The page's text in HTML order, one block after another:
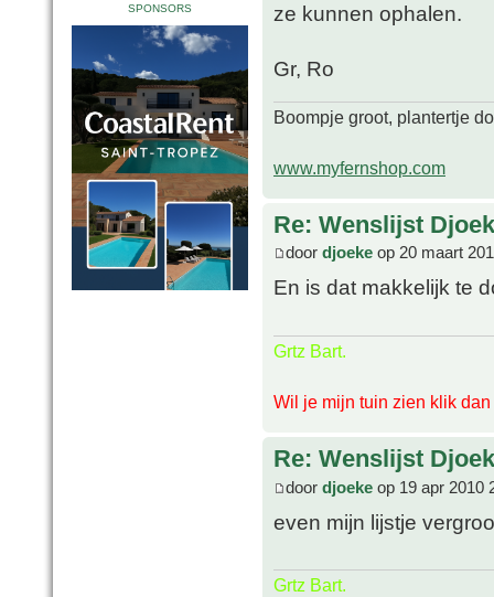
SPONSORS
ze kunnen ophalen.
Gr, Ro
Boompje groot, plantertje
www.myfernshop.com
Re: Wenslijst
door djoeke op 20 maart
En is dat makkelijk te
Grtz Bart.
Wil je mijn tuin zien klik dan
Re: Wenslijst
door djoeke op 19 apr 2010
even mijn lijstje
Grtz Bart.